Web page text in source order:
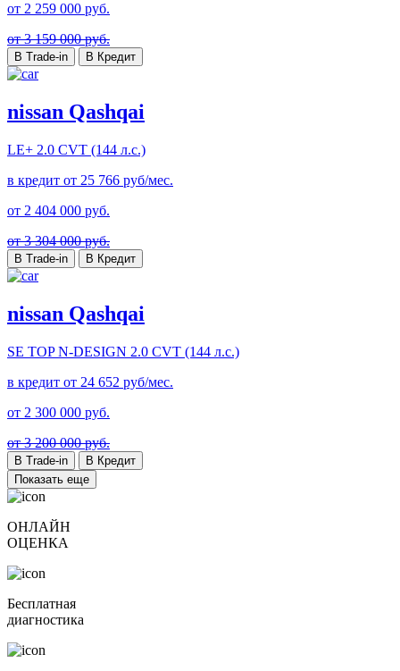
от 2 259 000 руб.
от 3 159 000 руб.
В Trade-in В Кредит
nissan Qashqai
LE+ 2.0 CVT (144 л.с.)
в кредит от 25 766 руб/мес.
от 2 404 000 руб.
от 3 304 000 руб.
В Trade-in В Кредит
nissan Qashqai
SE TOP N-DESIGN 2.0 CVT (144 л.с.)
в кредит от 24 652 руб/мес.
от 2 300 000 руб.
от 3 200 000 руб.
В Trade-in
В Кредит
Показать еще
ОНЛАЙН
ОЦЕНКА
Бесплатная
диагностика